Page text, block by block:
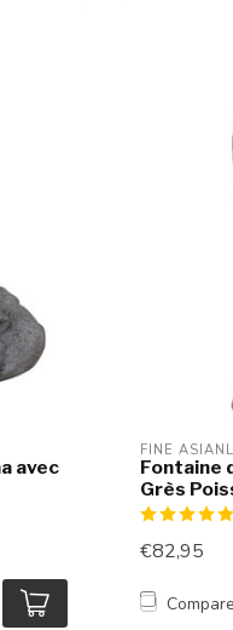
avec
FINE
Fontaine
Grès
€82,95